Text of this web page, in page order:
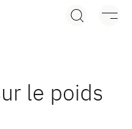
le poids